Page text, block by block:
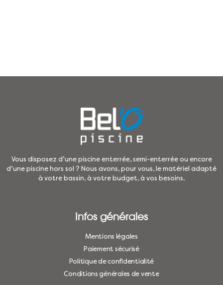
Vous disposez d’une piscine enterrée, semi-enterrée ou encore
d’une piscine hors sol ? Nous avons, pour vous, le matériel adapté
à votre bassin, à votre budget, à vos besoins.
Infos générales
Mentions légales
Paiement sécurisé
Politique de confidentialité
Conditions générales de vente